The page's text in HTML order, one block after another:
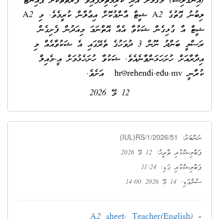
ލިބުނު ގޮތުގެ A2 ޝީޓް އާންމުކޮށް އިޢުލާން ކުރީމެވެ. މި A2
ޝީޓް އާ ގުޅިގެން ޝަކުވާ އެއް އޮތްނަމަ މިއަދުން ފެށިގެން
ރަސްމީ ބަންދު ނޫން 3 ދުވަހުގެ ތެރޭގައި އެ ޝަކުވާއެއް މި
އިދާރާއަށް ހުށަހަޅަންވާނެއެވެ. ޝަކުވާ ހުށަހެޅުމަށް އީ-މެއިލް
ކުރާނީ hr@rehendi.edu.mv އަށެވެ.
12 މޭ 2026
ނަންބަރު: (IUL)RS/1/2026/51
ޕަބްލިޝްކުރި ތާރީޚު: 12 މޭ 2026
ޕަބްލިޝްކުރި ގަޑި: 11:24
ސުންގަޑި: 14 މޭ 2026 14:00